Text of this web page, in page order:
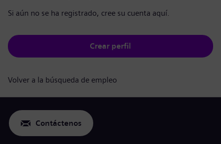
Si aún no se ha registrado, cree su cuenta aquí.
Crear perfil
Volver a la búsqueda de empleo
Contáctenos